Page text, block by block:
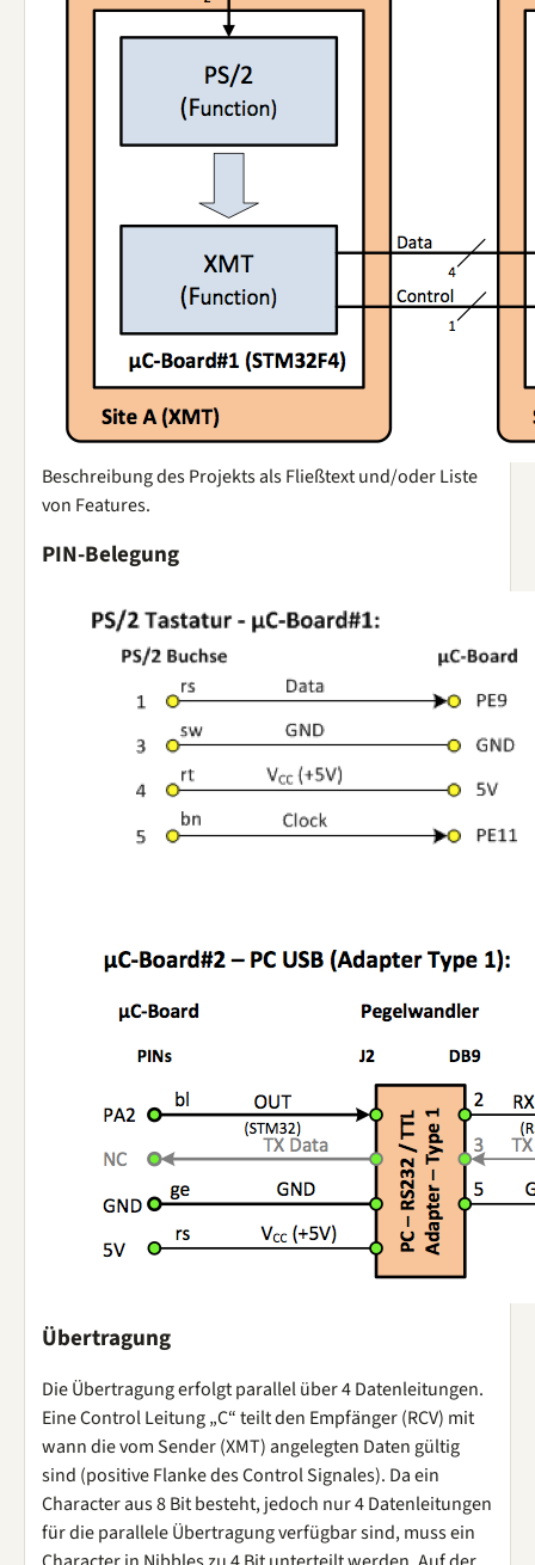
Beschreibung des Projekts als Fließtext und/oder Liste
von Features.
PIN-Belegung
Übertragung
Die Übertragung erfolgt parallel über 4 Datenleitungen.
Eine Control Leitung „C“ teilt den Empfänger (RCV) mit
wann die vom Sender (XMT) angelegten Daten gültig
sind (positive Flanke des Control Signales). Da ein
Character aus 8 Bit besteht, jedoch nur 4 Datenleitungen
für die parallele Übertragung verfügbar sind, muss ein